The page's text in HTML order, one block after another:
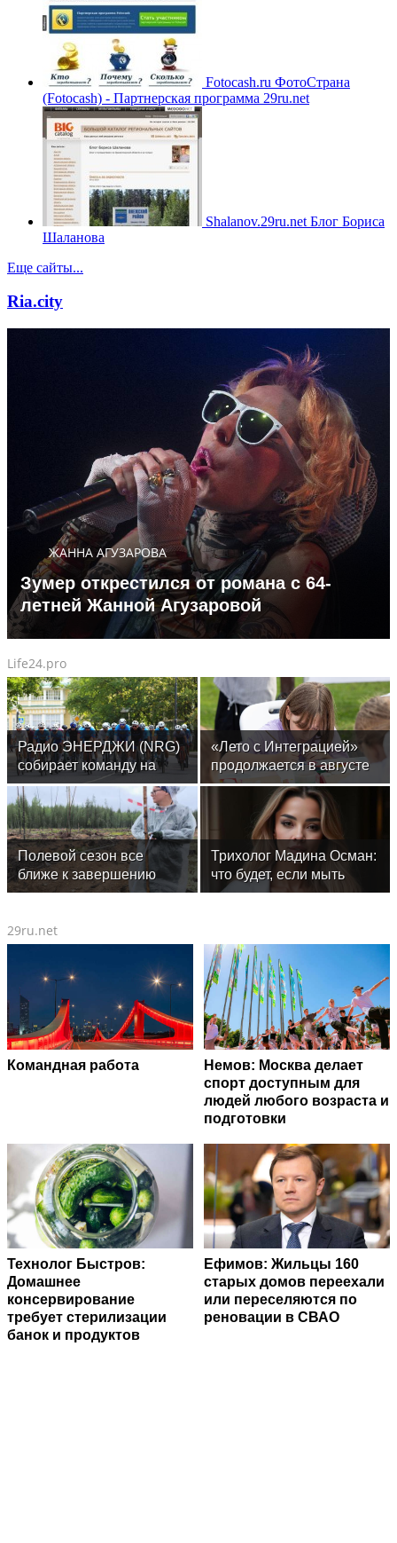
Fotocash.ru ФотоСтрана
(Fotocash) - Партнерская программа 29ru.net
Shalanov.29ru.net Блог Бориса
Шаланова
Еще сайты...
Ria.city
ЖАННА АГУЗАРОВА
Зумер открестился от романа с 64-
летней Жанной Агузаровой
Life24.pro
Радио ЭНЕРДЖИ (NRG)
собирает команду на
Tour de Russie в
Петербурге
«Лето с Интеграцией»
продолжается в августе
— заключительный
месяц программы
Полевой сезон все
ближе к завершению
Трихолог Мадина Осман:
что будет, если мыть
голову ежедневно
29ru.net
Командная работа
Немов: Москва делает
спорт доступным для
людей любого возраста и
подготовки
Технолог Быстров:
Домашнее
консервирование
требует стерилизации
банок и продуктов
Ефимов: Жильцы 160
старых домов переехали
или переселяются по
реновации в СВАО